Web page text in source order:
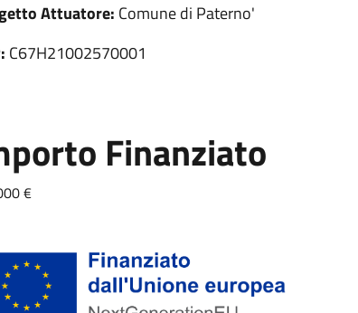
Attuatore: Comune di Paterno'
C67H21002570001
Finanziato
€